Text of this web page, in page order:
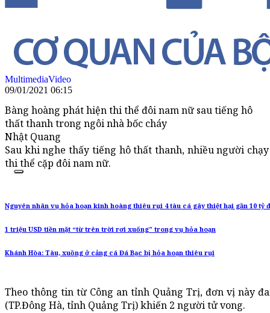
MultimediaVideo
09/01/2021 06:15
Bàng hoàng phát hiện thi thể đôi nam nữ sau tiếng hô
thất thanh trong ngôi nhà bốc cháy
Nhật Quang
Sau khi nghe thấy tiếng hô thất thanh, nhiều người
thi thể cặp đôi nam nữ.
Nguyên nhân vụ hỏa hoạn kinh hoàng thiêu rụi 4 tàu cá gây thiệt hại gần 10 tỷ
1 triệu USD tiền mặt “từ trên trời rơi xuống” trong vụ hỏa hoạn
Khánh Hòa: Tàu, xuồng ở cảng cá Đá Bạc bị hỏa hoạn thiêu rụi
Theo thông tin từ Công an tỉnh Quảng Trị, đơn vị này
(TP.Đông Hà, tỉnh Quảng Trị) khiến 2 người tử vong.